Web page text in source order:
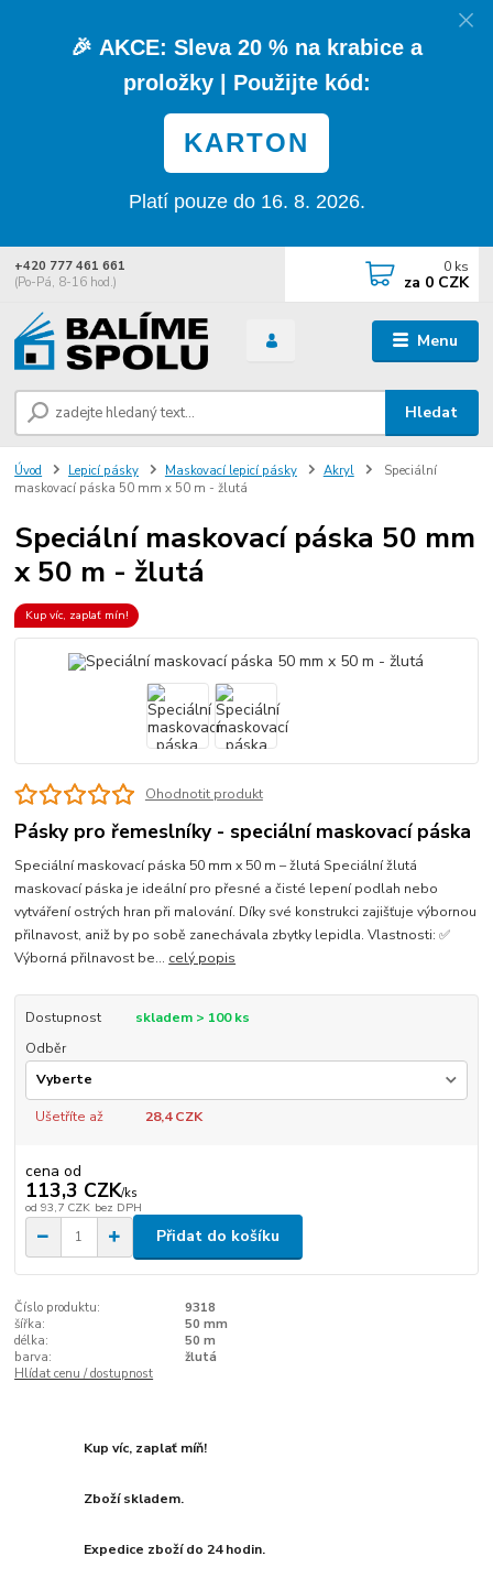
🎉 AKCE: Sleva 20 % na krabice a
proložky| Použijte kód:
KARTON
Platí pouze do 16. 8. 2026.
Menu
Hledat
+420 777 461 661
(Po-Pá, 8-16 hod.)
0 ks
za 0 CZK
Úvod Lepicí pásky Maskovací lepicí pásky Akryl
Speciální
maskovací páska 50 mm x 50 m - žlutá
Speciální maskovací páska 50 mm
x 50 m - žlutá
Kup víc, zaplať mín!
Ohodnotit produkt
Pásky pro řemeslníky - speciální maskovací páska
Speciální maskovací páska 50 mm x 50 m – žlutá Speciální žlutá
maskovací páska je ideální pro přesné a čisté lepení podlah nebo
vytváření ostrých hran při malování. Díky své konstrukci zajišťuje výbornou
přilnavost, aniž by po sobě zanechávala zbytky lepidla. Vlastnosti: ✅
Výborná přilnavost be... celý popis
Dostupnost
skladem > 100 ks
Odběr
Ušetříte až 28,4 CZK
cena od
113,3 CZK/ks
od 93,7 CZK bez DPH
Přidat do košíku
Číslo produktu:
9318
šířka:
50 mm
délka:
50 m
barva:
žlutá
Hlídat cenu / dostupnost
Kup víc, zaplať míň!
Zboží skladem.
Expedice zboží do 24 hodin.